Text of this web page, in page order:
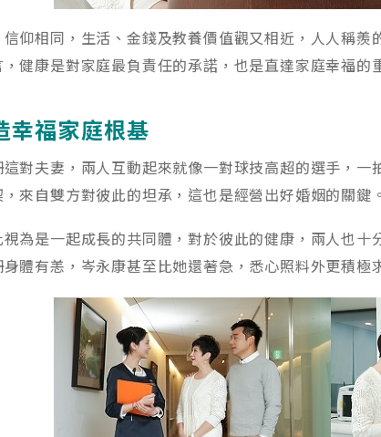
仰相同，生活、金錢及教養價值觀又相近，人人稱
健康是對家庭最負責任的承諾，也是直達家庭幸福的
幸福家庭根基
對夫妻，兩人互動起來就像一對球技高超的選手，
來自雙方對彼此的坦承，這也是經營出好婚姻的關鍵。
視為是一起成長的共同體，對於彼此的健康，兩人也
體有恙，岑永康甚至比她還著急，悉心照料外更積極